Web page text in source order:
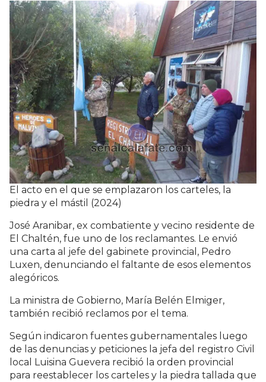
El acto en el que se emplazaron los carteles, la
piedra y el mástil (2024)
José Aranibar, ex combatiente y vecino residente de
El Chaltén, fue uno de los reclamantes. Le envió
una carta al jefe del gabinete provincial, Pedro
Luxen, denunciando el faltante de esos elementos
alegóricos.
La ministra de Gobierno, María Belén Elmiger,
también recibió reclamos por el tema.
Según indicaron fuentes gubernamentales luego
de las denuncias y peticiones la jefa del registro Civil
local Luisina Guevera recibió la orden provincial
para reestablecer los carteles y la piedra tallada que